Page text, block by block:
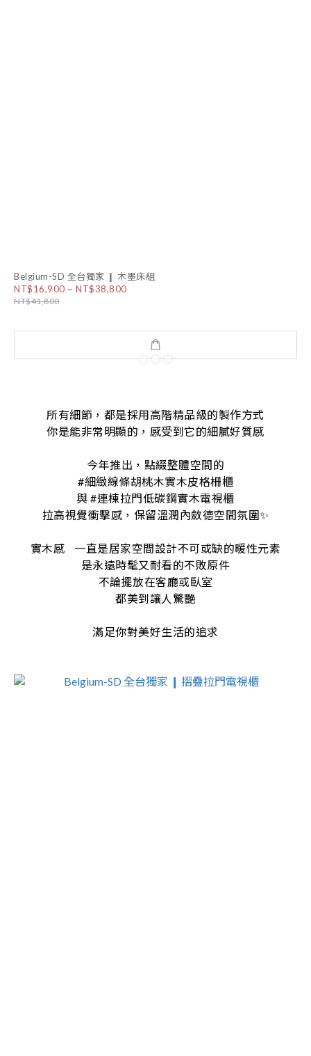
Belgium-SD 全台獨家 ❙ 木墨床組
NT$16,900 ~ NT$38,800
NT$41,800
所有細節，都是採用高階精品級的製作方式
你是能非常明顯的，感受到它的細膩好質感
今年推出，點綴整體空間的
#細緻線條胡桃木實木皮格柵櫃
與 #連棟拉門低碳鋼實木電視櫃
拉高視覺衝擊感，保留溫潤內斂德空間氛圍✨
實木感 ​ ​ ​ 一直是居家空間設計不可或缺的暖性元素
是永遠時髦又耐看的不敗原件
不論擺放在客廳或臥室
都美到讓人驚艷
滿足你對美好生活的追求